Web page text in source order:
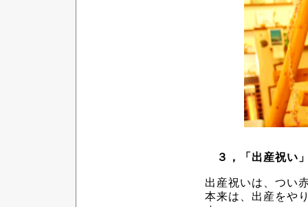
３，「出産祝い
出産祝いは、つい
本来は、出産をや